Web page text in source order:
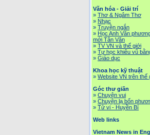
Văn hóa - Giải trí
» Thơ & Ngâm Thơ
» Nhạc
» Truyện ngắn
» Học Anh Văn
mới Tân Văn
» TV VN và thế giới
» Tự học khiêu vũ
» Giáo dục
Khoa học kỹ thuật
» Website VN trên thế
Góc thư giãn
» Chuyện vui
» Chuyện lạ bốn
» Tử vi - Huyền Bí
Web links
Vietnam News in